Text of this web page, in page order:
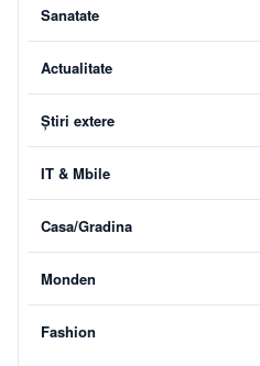
Sanatate
Actualitate
Știri extere
IT & Mbile
Casa/Gradina
Monden
Fashion